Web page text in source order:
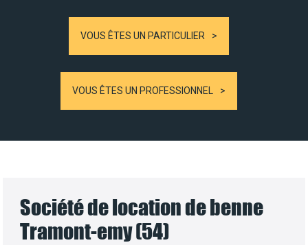
VOUS ÊTES UN PARTICULIER
VOUS ÊTES UN PROFESSIONNEL
Société de location de benne
Tramont-emy (54)